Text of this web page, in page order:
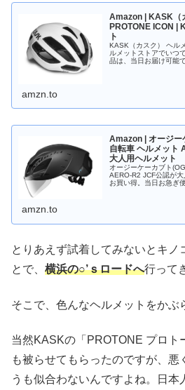
Amazon | KASK（
PROTONE ICON |
ト
KASK（カスク） ヘル
ルメットストアでいつ
品は、当日お届け可能
amzn.to
Amazon | オージ
自転車 ヘルメット
大人用ヘルメット
オージーケーカブト
AERO-R2 JCF公認が
お買い得。当日お急ぎ
amzn.to
とりあえず試着してみないとキノ
とで、 横浜の○’ｓロードへ行って
そこで、色んなヘルメットをかぶ
当然KASKの「PROTONE プロト
も被らせてもらったのですが、
うも似合わないんですよね。日本